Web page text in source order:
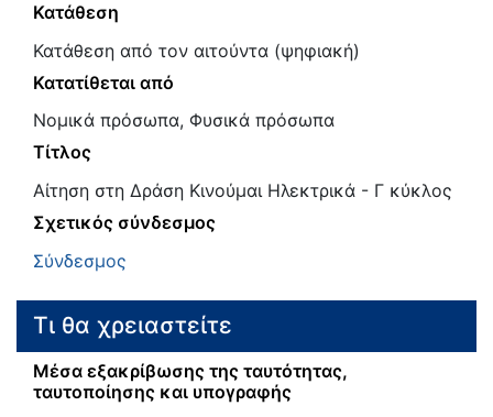
Κατάθεση
Κατάθεση από τον αιτούντα (ψηφιακή)
Κατατίθεται από
Νομικά πρόσωπα, Φυσικά πρόσωπα
Τίτλος
Αίτηση στη Δράση Κινούμαι Ηλεκτρικά - Γ κύκλος
Σχετικός σύνδεσμος
Σύνδεσμος
Τι θα χρειαστείτε
Μέσα εξακρίβωσης της ταυτότητας,
ταυτοποίησης και υπογραφής